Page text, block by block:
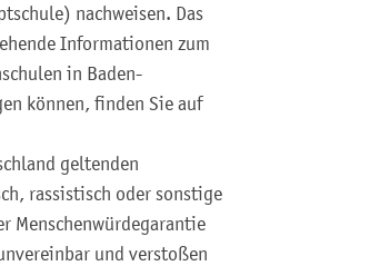
nachweisen. Das
Informationen zum
in Baden-
können, finden Sie auf
geltenden
rassistisch oder sonstige
Menschenwürdegarantie
und verstoßen